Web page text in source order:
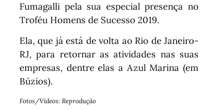
Fumagalli pela sua especial presença no
Troféu Homens de Sucesso 2019.
Ela, que já está de volta ao Rio de Janeiro-
RJ, para retornar as atividades nas suas
empresas, dentre elas a Azul Marina (em
Búzios).
Fotos/Vídeos: Reprodução